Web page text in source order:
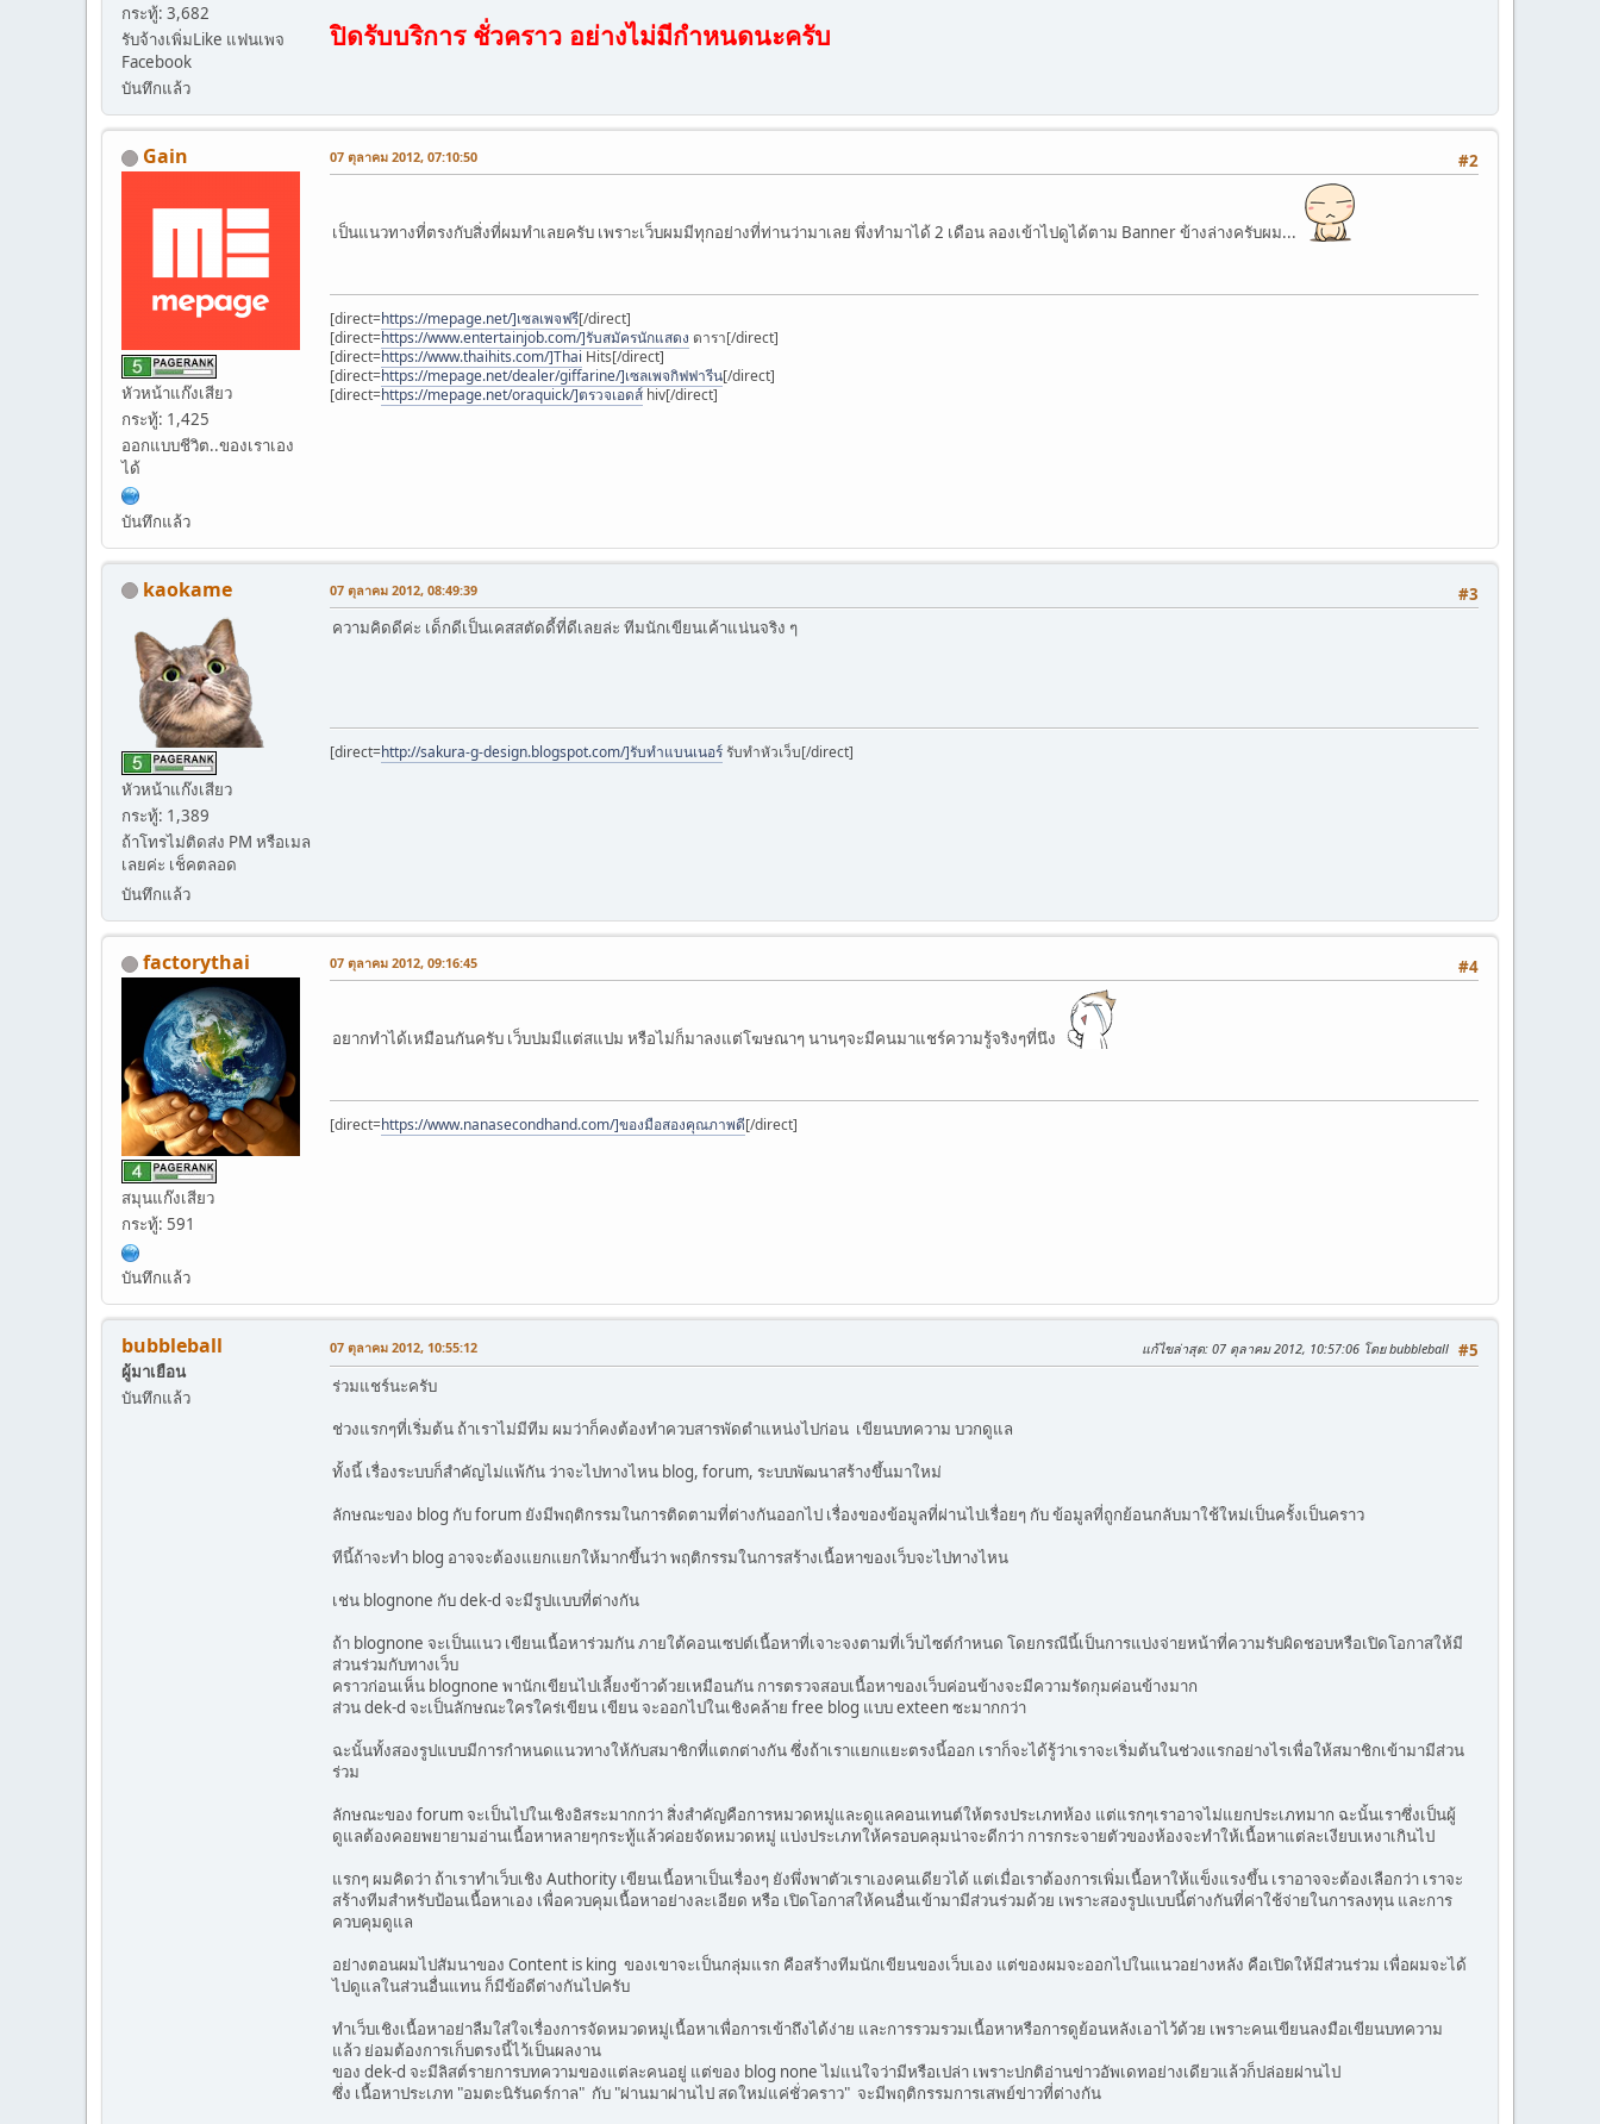
กระทู้: 3,682
รับจ้างเพิ่มLike แฟนเพจ
Facebook
บันทึกแล้ว
ปิดรับบริการ ชั่วคราว อย่างไม่มีกำหนดนะครับ
Gain
หัวหน้าแก๊งเสียว
กระทู้: 1,425
ออกแบบชีวิต..ของเราเอง
ได้
บันทึกแล้ว
#2
07 ตุลาคม 2012, 07:10:50
เป็นแนวทางที่ตรงกับสิ่งที่ผมทำเลยครับ เพราะเว็บผมมีทุกอย่างที่ท่านว่ามาเลย พึ่งทำมาได้ 2 เดือน ลองเข้าไปดูได้ตาม Banner ข้างล่างครับผม...
[direct=https://mepage.net/]เซลเพจฟรี[/direct]
[direct=https://www.entertainjob.com/]รับสมัครนักแสดง ดารา[/direct]
[direct=https://www.thaihits.com/]Thai Hits[/direct]
[direct=https://mepage.net/dealer/giffarine/]เซลเพจกิฟฟารีน[/direct]
[direct=https://mepage.net/oraquick/]ตรวจเอดส์ hiv[/direct]
kaokame
หัวหน้าแก๊งเสียว
กระทู้: 1,389
ถ้าโทรไม่ติดส่ง PM หรือเมล
เลยค่ะ เช็คตลอด
บันทึกแล้ว
#3
07 ตุลาคม 2012, 08:49:39
ความคิดดีค่ะ เด็กดีเป็นเคสสตัดดี้ที่ดีเลยล่ะ ทีมนักเขียนเค้าแน่นจริง ๆ
[direct=http://sakura-g-design.blogspot.com/]รับทำแบนเนอร์ รับทำหัวเว็บ[/direct]
factorythai
สมุนแก๊งเสียว
กระทู้: 591
บันทึกแล้ว
#4
07 ตุลาคม 2012, 09:16:45
อยากทำได้เหมือนกันครับ เว็บปมมีแต่สแปม หรือไม่ก็มาลงแต่โฆษณาๆ นานๆจะมีคนมาแชร์ความรู้จริงๆที่นึง
[direct=https://www.nanasecondhand.com/]ของมือสองคุณภาพดี[/direct]
bubbleball
ผู้มาเยือน
บันทึกแล้ว
#5
07 ตุลาคม 2012, 10:55:12 แก้ไขล่าสุด: 07 ตุลาคม 2012, 10:57:06 โดย bubbleball
ร่วมแชร์นะครับ
ช่วงแรกๆที่เริ่มต้น ถ้าเราไม่มีทีม ผมว่าก็คงต้องทำควบสารพัดตำแหน่งไปก่อน เขียนบทความ บวกดูแล
ทั้งนี้ เรื่องระบบก็สำคัญไม่แพ้กัน ว่าจะไปทางไหน blog, forum, ระบบพัฒนาสร้างขึ้นมาใหม่
ลักษณะของ blog กับ forum ยังมีพฤติกรรมในการติดตามที่ต่างกันออกไป เรื่องของข้อมูลที่ผ่านไปเรื่อยๆ กับ ข้อมูลที่ถูกย้อนกลับมาใช้ใหม่เป็นครั้งเป็นคราว
ทีนี้ถ้าจะทำ blog อาจจะต้องแยกแยกให้มากขึ้นว่า พฤติกรรมในการสร้างเนื้อหาของเว็บจะไปทางไหน
เช่น blognone กับ dek-d จะมีรูปแบบที่ต่างกัน
ถ้า blognone จะเป็นแนว เขียนเนื้อหาร่วมกัน ภายใต้คอนเซปต์เนื้อหาที่เจาะจงตามที่เว็บไซต์กำหนด โดยกรณีนี้เป็นการแบ่งจ่ายหน้าที่ความรับผิดชอบหรือเปิดโอกาสให้มี
ส่วนร่วมกับทางเว็บ
คราวก่อนเห็น blognone พานักเขียนไปเลี้ยงข้าวด้วยเหมือนกัน การตรวจสอบเนื้อหาของเว็บค่อนข้างจะมีความรัดกุมค่อนข้างมาก
ส่วน dek-d จะเป็นลักษณะใครใคร่เขียน เขียน จะออกไปในเชิงคล้าย free blog แบบ exteen ซะมากกว่า
ฉะนั้นทั้งสองรูปแบบมีการกำหนดแนวทางให้กับสมาชิกที่แตกต่างกัน ซึ่งถ้าเราแยกแยะตรงนี้ออก เราก็จะได้รู้ว่าเราจะเริ่มต้นในช่วงแรกอย่างไรเพื่อให้สมาชิกเข้ามามีส่วน
ร่วม
ลักษณะของ forum จะเป็นไปในเชิงอิสระมากกว่า สิ่งสำคัญคือการหมวดหมู่และดูแลคอนเทนต์ให้ตรงประเภทห้อง แต่แรกๆเราอาจไม่แยกประเภทมาก ฉะนั้นเราซึ่งเป็นผู้
ดูแลต้องคอยพยายามอ่านเนื้อหาหลายๆกระทู้แล้วค่อยจัดหมวดหมู่ แบ่งประเภทให้ครอบคลุมน่าจะดีกว่า การกระจายตัวของห้องจะทำให้เนื้อหาแต่ละเงียบเหงาเกินไป
แรกๆ ผมคิดว่า ถ้าเราทำเว็บเชิง Authority เขียนเนื้อหาเป็นเรื่องๆ ยังพึ่งพาตัวเราเองคนเดียวได้ แต่เมื่อเราต้องการเพิ่มเนื้อหาให้แข็งแรงขึ้น เราอาจจะต้องเลือกว่า เราจะ
สร้างทีมสำหรับป้อนเนื้อหาเอง เพื่อควบคุมเนื้อหาอย่างละเอียด หรือ เปิดโอกาสให้คนอื่นเข้ามามีส่วนร่วมด้วย เพราะสองรูปแบบนี้ต่างกันที่ค่าใช้จ่ายในการลงทุน และการ
ควบคุมดูแล
อย่างตอนผมไปสัมนาของ Content is king ของเขาจะเป็นกลุ่มแรก คือสร้างทีมนักเขียนของเว็บเอง แต่ของผมจะออกไปในแนวอย่างหลัง คือเปิดให้มีส่วนร่วม เพื่อผมจะได้
ไปดูแลในส่วนอื่นแทน ก็มีข้อดีต่างกันไปครับ
ทำเว็บเชิงเนื้อหาอย่าลืมใส่ใจเรื่องการจัดหมวดหมู่เนื้อหาเพื่อการเข้าถึงได้ง่าย และการรวมรวมเนื้อหาหรือการดูย้อนหลังเอาไว้ด้วย เพราะคนเขียนลงมือเขียนบทความ
แล้ว ย่อมต้องการเก็บตรงนี้ไว้เป็นผลงาน
ของ dek-d จะมีลิสต์รายการบทความของแต่ละคนอยู่ แต่ของ blog none ไม่แน่ใจว่ามีหรือเปล่า เพราะปกติอ่านข่าวอัพเดทอย่างเดียวแล้วก็ปล่อยผ่านไป
ซึ่ง เนื้อหาประเภท "อมตะนิรันดร์กาล" กับ "ผ่านมาผ่านไป สดใหม่แค่ชั่วคราว" จะมีพฤติกรรมการเสพย์ข่าวที่ต่างกัน